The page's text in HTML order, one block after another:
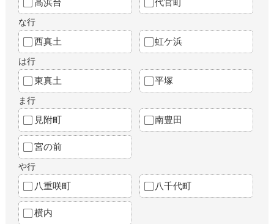
高浜台 代官町
な行
西真土 虹ケ浜
は行
東真土 平塚
ま行
見附町 南豊田
宮の前
や行
八重咲町 八千代町
横内